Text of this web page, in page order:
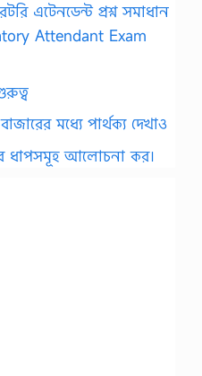
এটেনডেন্ট প্রশ্ন সমাধান
Attendant Exam
মধ্যে পার্থক্য দেখাও
ধাপসমূহ আলোচনা কর।